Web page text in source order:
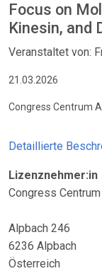
Focus on
Kinesin, and
Veranstaltet von:
21.03.2026
Congress Centrum
Detaillierte
Lizenznehmer:in
Congress
Alpbach 246
6236 Alpbach
Österreich